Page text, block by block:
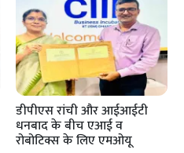
डीपीएस रांची और आईआईटी
धनबाद के बीच एआई व
रोबोटिक्स के लिए एमओयू